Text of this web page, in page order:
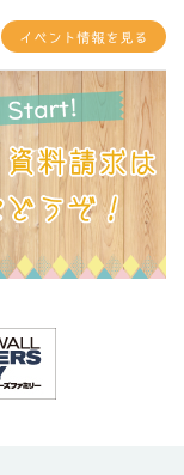
イベント情報を見る